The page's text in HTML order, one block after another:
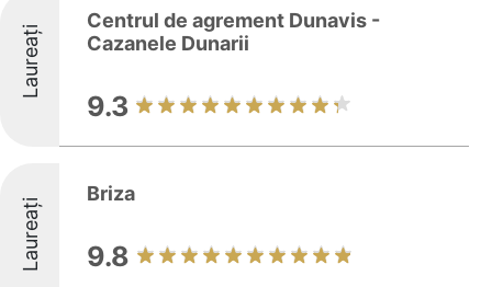
Laureați
Centrul de agrement Dunavis -
Cazanele Dunarii
9.3
Laureați
Briza
9.8